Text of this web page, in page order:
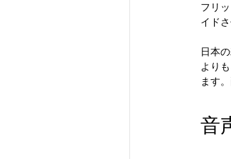
フリ
イド
日本
より
ます
音